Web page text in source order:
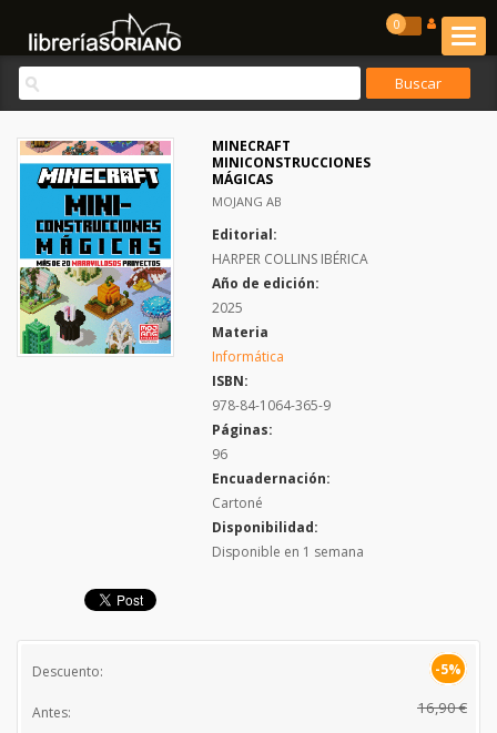
0
MINECRAFT
MINICONSTRUCCIONES
MÁGICAS
MOJANG AB
Editorial:
HARPER COLLINS IBÉRICA
Año de edición:
2025
Materia
Informática
ISBN:
978-84-1064-365-9
Páginas:
96
Encuadernación:
Cartoné
Disponibilidad:
Disponible en 1 semana
Descuento: -5%
Antes: 16,90 €